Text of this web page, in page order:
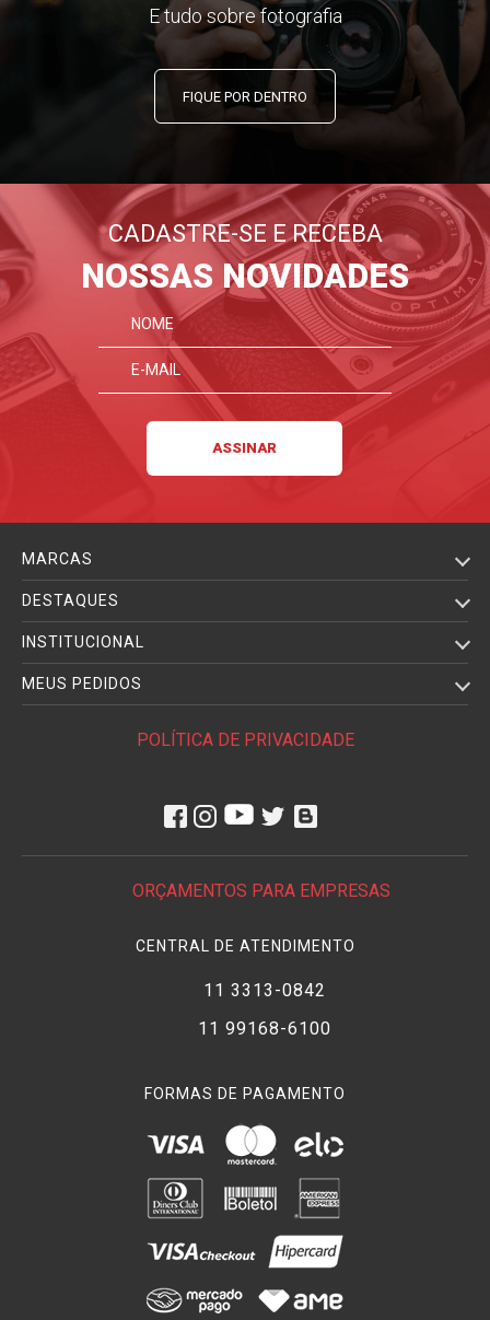
E tudo sobre fotografia
FIQUE POR DENTRO
CADASTRE-SE E RECEBA
NOSSAS NOVIDADES
MARCAS
DESTAQUES
INSTITUCIONAL
MEUS PEDIDOS
POLÍTICA DE PRIVACIDADE
ORÇAMENTOS PARA EMPRESAS
CENTRAL DE ATENDIMENTO
11 3313-0842
11 99168-6100
FORMAS DE PAGAMENTO